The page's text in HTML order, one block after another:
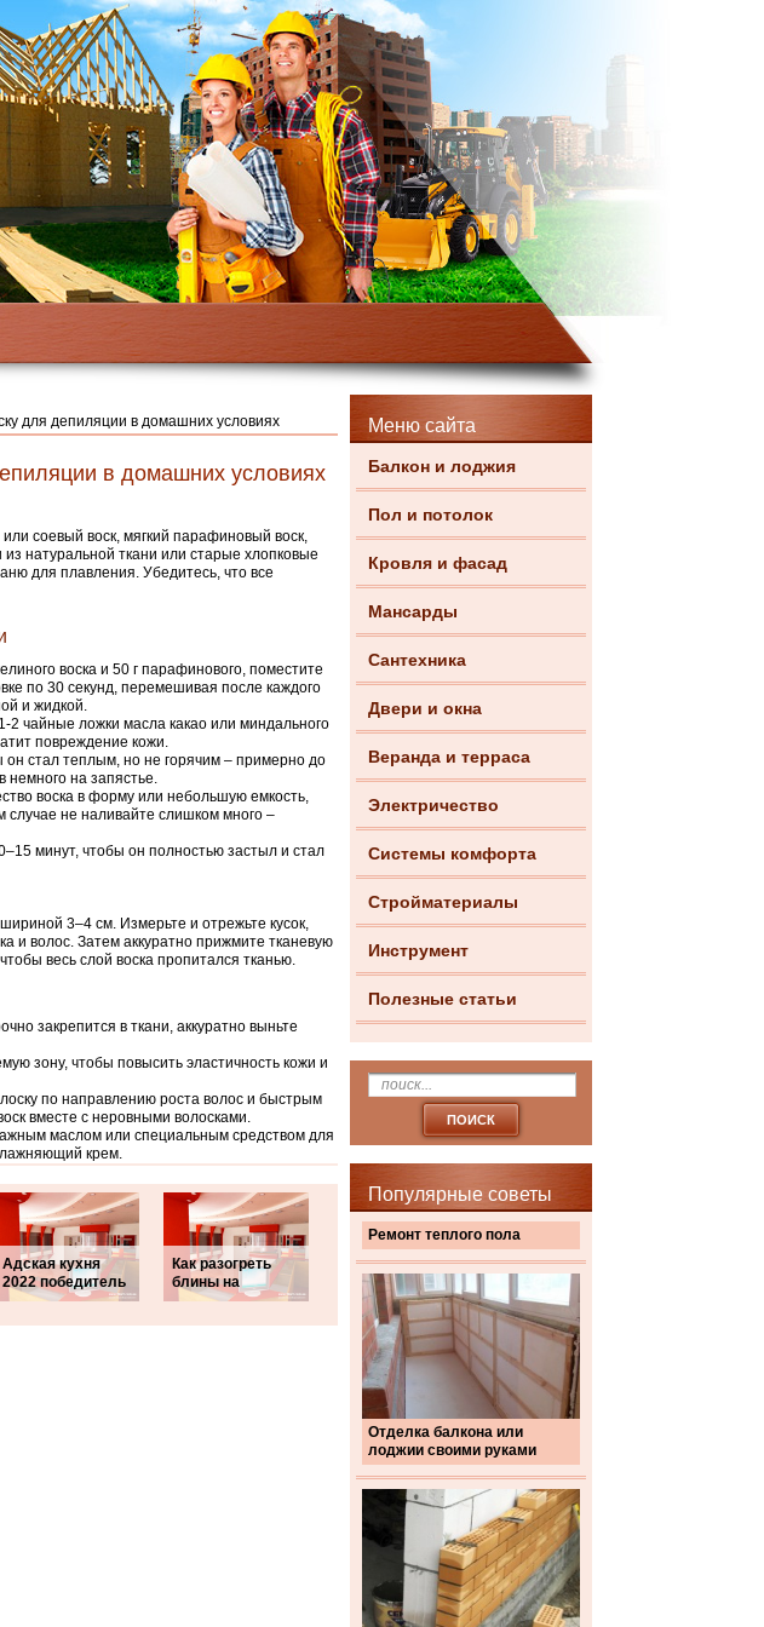
Меню сайта
Балкон и лоджия
Пол и потолок
Кровля и фасад
Мансарды
Сантехника
Двери и окна
Веранда и терраса
Электричество
Системы комфорта
Стройматериалы
Инструмент
Полезные статьи
Популярные советы
Ремонт теплого пола
Отделка балкона или
лоджии своими руками
для депиляции в домашних условиях
в домашних условиях
соевый воск, мягкий парафиновый воск,
натуральной ткани или старые хлопковые
для плавления. Убедитесь, что все
воска и 50 г парафинового, поместите
по 30 секунд, перемешивая после каждого
и жидкой.
2 чайные ложки масла какао или миндального
повреждение кожи.
он стал теплым, но не горячим – примерно до
немного на запястье.
воска в форму или небольшую емкость,
не наливайте слишком много –
минут, чтобы он полностью застыл и стал
3–4 см. Измерьте и отрежьте кусок,
и волос. Затем аккуратно прижмите тканевую
весь слой воска пропитался тканью.
закрепится в ткани, аккуратно выньте
зону, чтобы повысить эластичность кожи и
по направлению роста волос и быстрым
вместе с неровными волосками.
маслом или специальным средством для
крем.
Адская кухня
2022 победитель
Как разогреть
блины на